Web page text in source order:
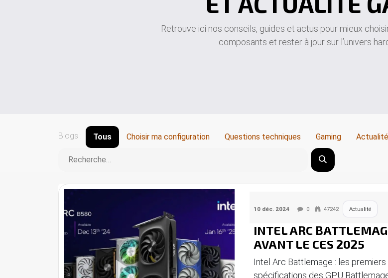
Retrouve ici nos conseils, guides et actus pour mieux
composants et rester à jour sur l’univers
Blogs : Tous Choisir ma configuration Questions techniques Gaming Actualité
10 déc. 2024 0 47242 Actualité
INTEL ARC
AVANT LE CES 2025
Intel Arc Battlemage : les
spécifications des GPU